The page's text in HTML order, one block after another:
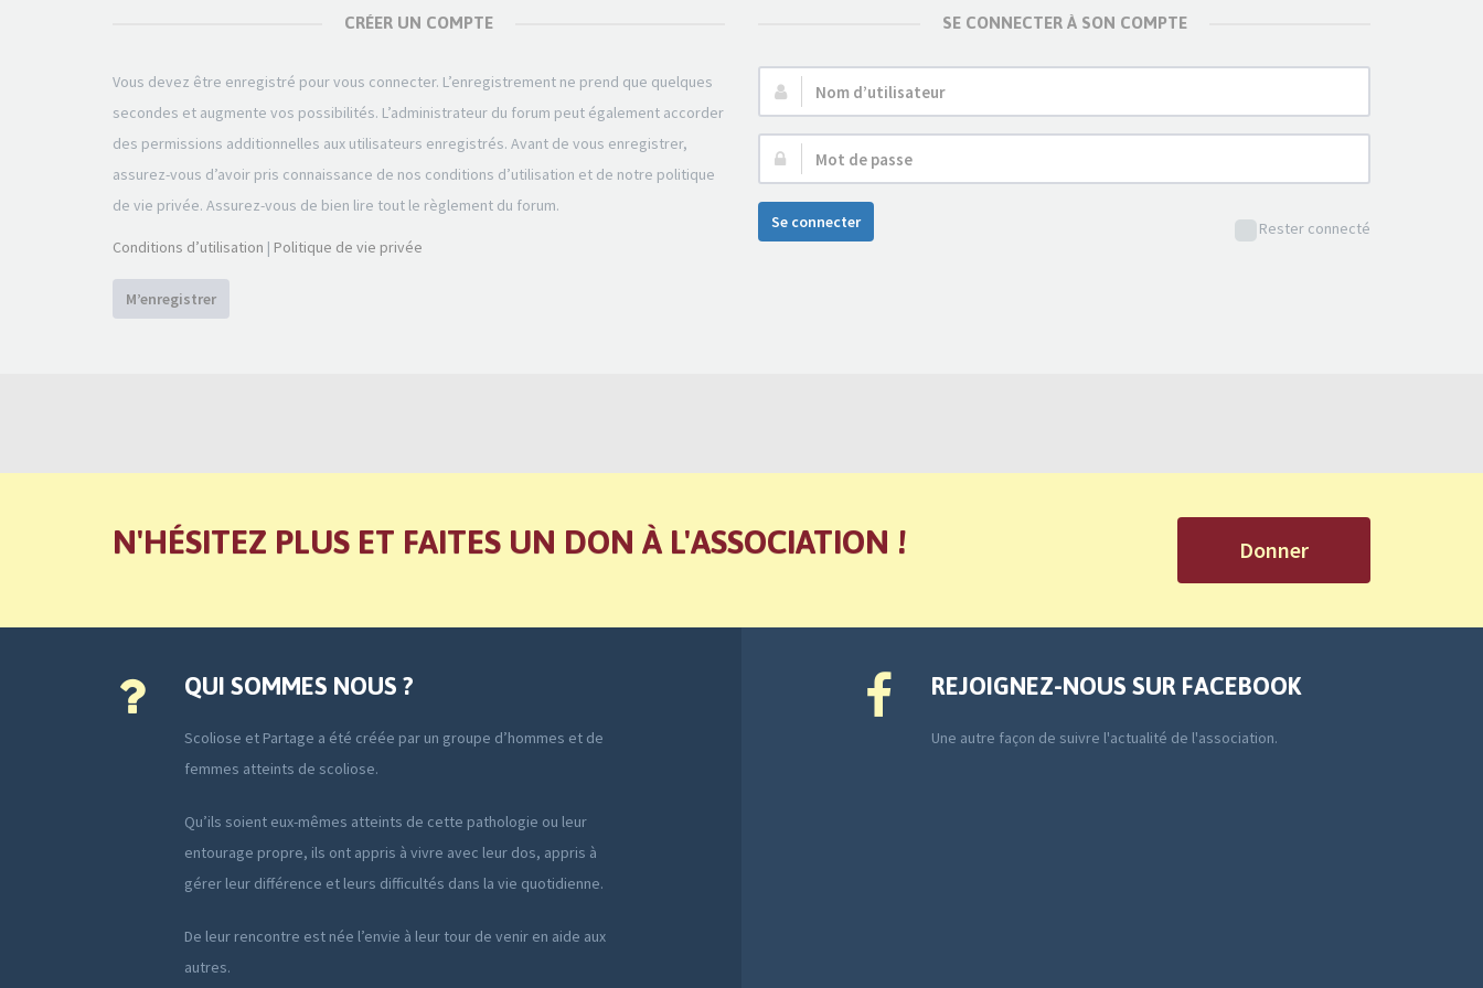
CRÉER UN COMPTE
Vous devez être enregistré pour vous connecter. L’enregistrement ne prend que quelques
secondes et augmente vos possibilités. L’administrateur du forum peut également accorder
des permissions additionnelles aux utilisateurs enregistrés. Avant de vous enregistrer,
assurez-vous d’avoir pris connaissance de nos conditions d’utilisation et de notre politique
de vie privée. Assurez-vous de bien lire tout le règlement du forum.
Conditions d’utilisation | Politique de vie privée
M’enregistrer
SE CONNECTER À SON COMPTE
Nom
d’utilisateur :
Mot
de
passe :
Rester connecté
Se connecter
N'HÉSITEZ PLUS ET FAITES UN DON À L'ASSOCIATION ! Donner
QUI SOMMES NOUS ?
Scoliose et Partage a été créée par un groupe d’hommes et de
femmes atteints de scoliose.
Qu’ils soient eux-mêmes atteints de cette pathologie ou leur
entourage propre, ils ont appris à vivre avec leur dos, appris à
gérer leur différence et leurs difficultés dans la vie quotidienne.
De leur rencontre est née l’envie à leur tour de venir en aide aux
autres.
REJOIGNEZ-NOUS SUR FACEBOOK
Une autre façon de suivre l'actualité de l'association.